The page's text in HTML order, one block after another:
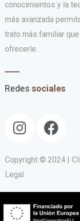
conocimientos y la
más avanzada
trato más familiar
ofrecerle.
Redes sociales
Copyright © 2024 |
Legal